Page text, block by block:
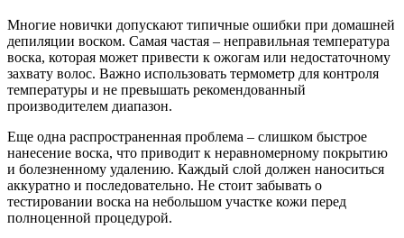
Многие новички допускают типичные ошибки при домашней
депиляции воском. Самая частая – неправильная температура
воска, которая может привести к ожогам или недостаточному
захвату волос. Важно использовать термометр для контроля
температуры и не превышать рекомендованный
производителем диапазон.
Еще одна распространенная проблема – слишком быстрое
нанесение воска, что приводит к неравномерному покрытию
и болезненному удалению. Каждый слой должен наноситься
аккуратно и последовательно. Не стоит забывать о
тестировании воска на небольшом участке кожи перед
полноценной процедурой.